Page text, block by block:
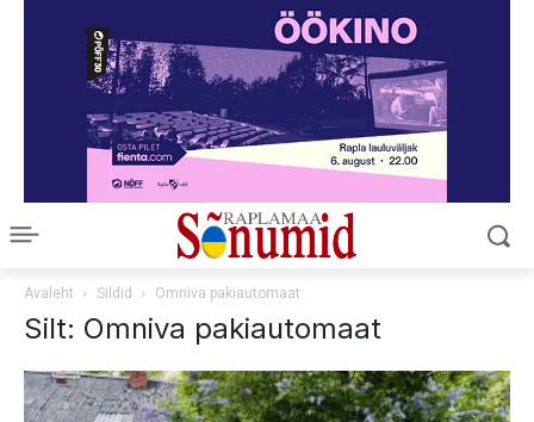
Avaleht Sildid Omniva pakiautomaat
Silt: Omniva pakiautomaat